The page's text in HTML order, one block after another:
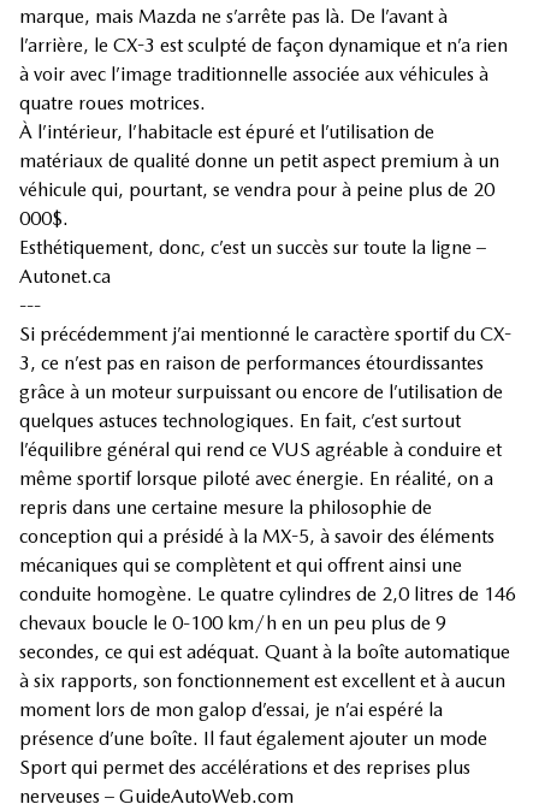
marque, mais Mazda ne s’arrête pas là. De l’avant à
l’arrière, le CX-3 est sculpté de façon dynamique et n’a rien
à voir avec l’image traditionnelle associée aux véhicules à
quatre roues motrices.
À l’intérieur, l’habitacle est épuré et l’utilisation de
matériaux de qualité donne un petit aspect premium à un
véhicule qui, pourtant, se vendra pour à peine plus de 20
000$.
Esthétiquement, donc, c’est un succès sur toute la ligne –
Autonet.ca
---
Si précédemment j’ai mentionné le caractère sportif du CX-
3, ce n’est pas en raison de performances étourdissantes
grâce à un moteur surpuissant ou encore de l’utilisation de
quelques astuces technologiques. En fait, c’est surtout
l’équilibre général qui rend ce VUS agréable à conduire et
même sportif lorsque piloté avec énergie. En réalité, on a
repris dans une certaine mesure la philosophie de
conception qui a présidé à la MX-5, à savoir des éléments
mécaniques qui se complètent et qui offrent ainsi une
conduite homogène. Le quatre cylindres de 2,0 litres de 146
chevaux boucle le 0-100 km/h en un peu plus de 9
secondes, ce qui est adéquat. Quant à la boîte automatique
à six rapports, son fonctionnement est excellent et à aucun
moment lors de mon galop d’essai, je n’ai espéré la
présence d’une boîte. Il faut également ajouter un mode
Sport qui permet des accélérations et des reprises plus
nerveuses – GuideAutoWeb.com